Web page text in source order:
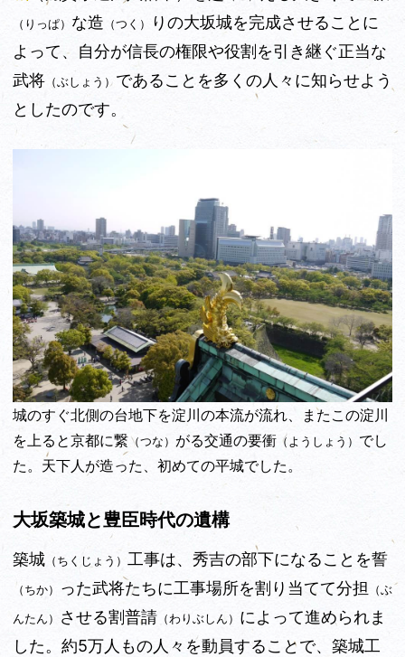
（りっぱ） な造 （つく）
りの大坂城を完成させることに
よって、自分が信長の権限や役割を引き継ぐ正当な
武将 （ぶしょう） であることを多くの人々に知らせよう
としたのです。
城のすぐ北側の台地下を淀川の本流が流れ、またこの淀川
を上ると京都に繋（つな） がる交通の要衝 （ようしょう） でし
た。天下人が造った、初めての平城でした。
大坂築城と豊臣時代の遺構
築城 （ちくじょう） 工事は、秀吉の部下になることを誓
（ちか） った武将たちに工事場所を割り当てて分担
（ぶ
んたん）
させる割普請 （わりぶしん） によって進められま
した。約5万人もの人々を動員することで、築城工